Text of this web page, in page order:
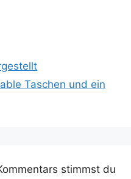
Taschen und ein
stimmst du